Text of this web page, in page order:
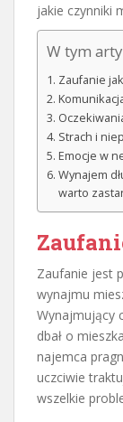
jakie czynniki
W tym
Zaufanie
Strach i
Emocje w
Wynajem
warto
Zaufanie jest
wynajmu
Wynajmujący
dbał o
najemca
uczciwie
wszelkie